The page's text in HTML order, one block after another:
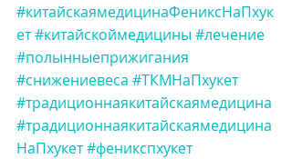
#китайскаямедицинаФениксНаПхук
ет#китайскоймедицины #лечение
#полынныеприжигания
#снижениевеса #ТКМНаПхукет
#традиционнаякитайскаямедицина
#традиционнаякитайскаямедицина
НаПхукет#феникспхукет